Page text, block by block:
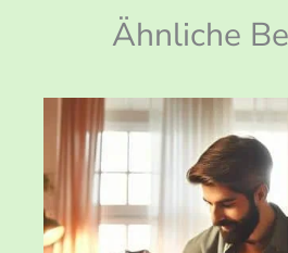
Ähnliche